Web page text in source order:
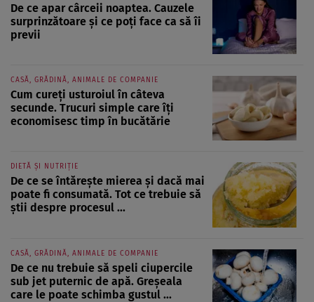
De ce apar cârceii noaptea. Cauzele
surprinzătoare și ce poți face ca să îi
previi
CASĂ, GRĂDINĂ, ANIMALE DE COMPANIE
Cum cureți usturoiul în câteva
secunde. Trucuri simple care îți
economisesc timp în bucătărie
DIETĂ ȘI NUTRIȚIE
De ce se întărește mierea și dacă mai
poate fi consumată. Tot ce trebuie să
știi despre procesul ...
CASĂ, GRĂDINĂ, ANIMALE DE COMPANIE
De ce nu trebuie să speli ciupercile
sub jet puternic de apă. Greșeala
care le poate schimba gustul ...